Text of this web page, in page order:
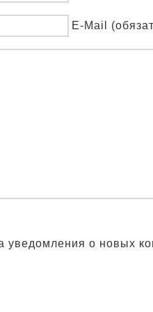
E-Mail
уведомления о новых